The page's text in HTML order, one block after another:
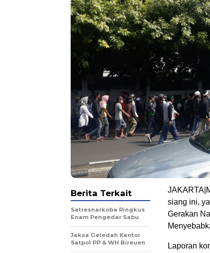
siang ini,
Gerakan
Laporan
Berita Terkait
Satresnarkoba Ringkus
Enam Pengedar Sabu
Jaksa Geledah Kantor
Satpol PP & WH Bireuen